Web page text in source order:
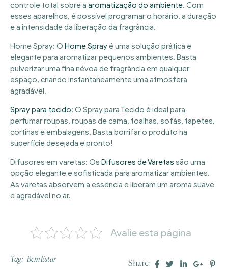
controle total sobre a aromatização do ambiente. Com
esses aparelhos, é possível programar o horário, a duração
e a intensidade da liberação da fragrância.
Home Spray: O Home Sprayé uma solução prática e
elegante para aromatizar pequenos ambientes. Basta
pulverizar uma fina névoa de fragrância em qualquer
espaço, criando instantaneamente uma atmosfera
agradável.
Spray para tecido: O Spray para Tecido é ideal para
perfumar roupas, roupas de cama, toalhas, sofás, tapetes,
cortinas e embalagens. Basta borrifar o produto na
superfície desejada e pronto!
Difusores em varetas: Os Difusores de Varetas são uma
opção elegante e sofisticada para aromatizar ambientes.
As varetas absorvem a essência e liberam um aroma suave
e agradável no ar.
Avalie esta página
Tag: Bem Estar Share: Facebook
TwitterLinkedin